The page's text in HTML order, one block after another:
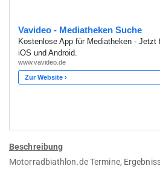
Beschreibung
Motorradbiathlon.de Termine,